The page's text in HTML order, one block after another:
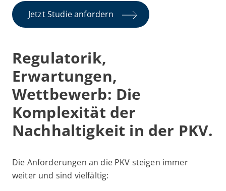
Jetzt Studie anfordern
Regulatorik,
Erwartungen,
Wettbewerb: Die
Komplexität der
Nachhaltigkeit in der PKV.
Die Anforderungen an die PKV steigen immer
weiter und sind vielfältig: